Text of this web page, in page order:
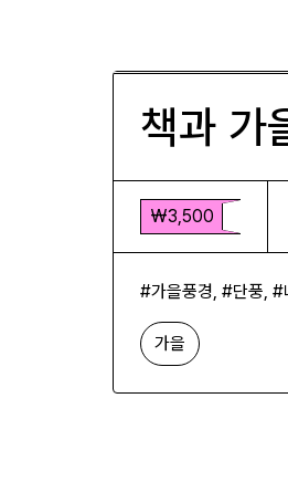
책과 가
₩3,500
#가을풍경, #단풍,
가을